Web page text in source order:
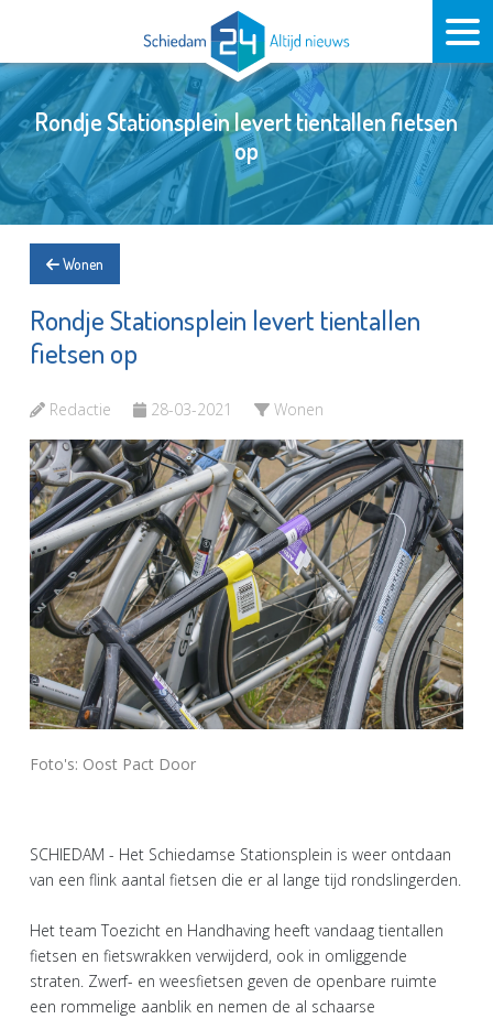
Rondje Stationsplein levert tientallen fietsen
op
Wonen
Rondje Stationsplein levert tientallen
fietsen op
Redactie 28-03-2021 Wonen
Foto's: Oost Pact Door
SCHIEDAM - Het Schiedamse Stationsplein is weer ontdaan
van een flink aantal fietsen die er al lange tijd rondslingerden.
Het team Toezicht en Handhaving heeft vandaag tientallen
fietsen en fietswrakken verwijderd, ook in omliggende
straten. Zwerf- en weesfietsen geven de openbare ruimte
een rommelige aanblik en nemen de al schaarse